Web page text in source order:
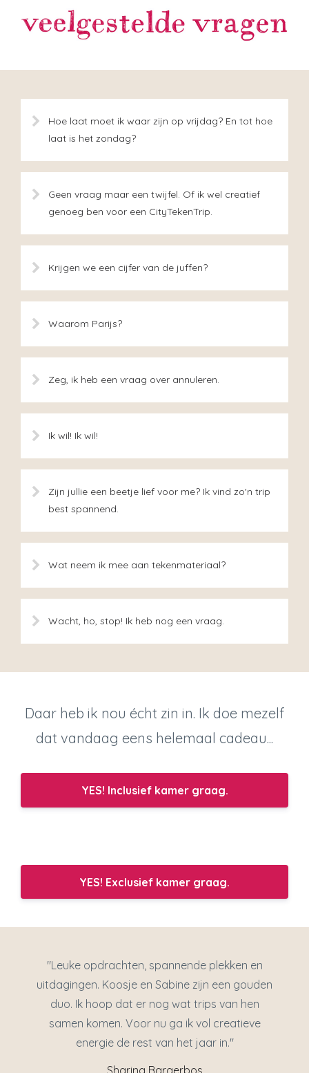
Hoe laat moet ik waar zijn op vrijdag? En tot hoe
laat is het zondag?
Geen vraag maar een twijfel. Of ik wel creatief
genoeg ben voor een CityTekenTrip.
Krijgen we een cijfer van de juffen?
Waarom Parijs?
Zeg, ik heb een vraag over annuleren.
Ik wil! Ik wil!
Zijn jullie een beetje lief voor me? Ik vind zo'n trip
best spannend.
Wat neem ik mee aan tekenmateriaal?
Wacht, ho, stop! Ik heb nog een vraag.
Daar heb ik nou écht zin in. Ik doe mezelf
dat vandaag eens helemaal cadeau...
YES! Inclusief kamer graag.
YES! Exclusief kamer graag.
"Leuke opdrachten, spannende plekken en
uitdagingen. Koosje en Sabine zijn een gouden
duo. Ik hoop dat er nog wat trips van hen
samen komen. Voor nu ga ik vol creatieve
energie de rest van het jaar in."